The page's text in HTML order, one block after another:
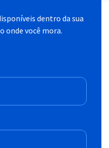
dentro da sua
onde você mora.